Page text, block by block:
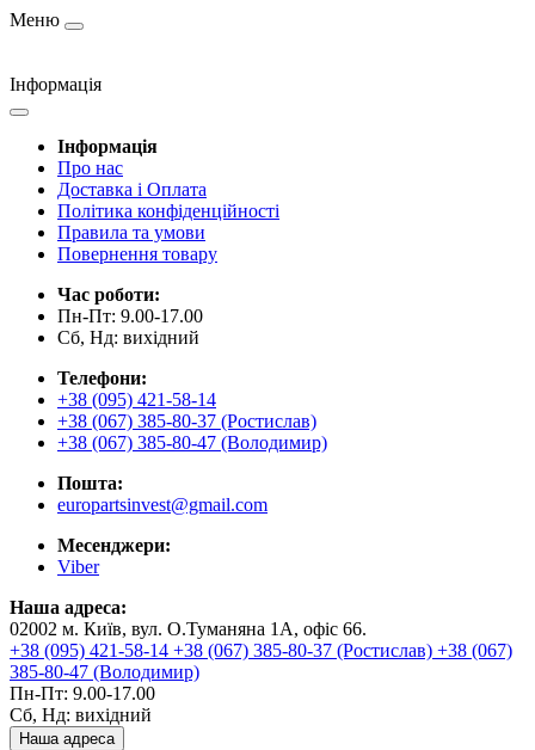
Меню
Інформація
Інформація
Про нас
Доставка і Оплата
Політика конфіденційності
Правила та умови
Повернення товару
Час роботи:
Пн-Пт: 9.00-17.00
Сб, Нд: вихідний
Телефони:
+38 (095) 421-58-14
+38 (067) 385-80-37 (Ростислав)
+38 (067) 385-80-47 (Володимир)
Пошта:
europartsinvest@gmail.com
Месенджери:
Viber
Наша адреса:
02002 м. Київ, вул. О.Туманяна 1А, офіс 66.
+38 (095) 421-58-14 +38 (067) 385-80-37 (Ростислав) +38 (067)
385-80-47 (Володимир)
Пн-Пт: 9.00-17.00
Сб, Нд: вихідний
Наша адреса